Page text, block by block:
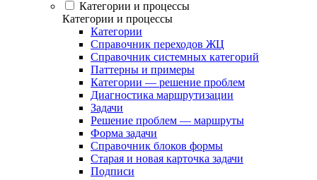
Категории и процессы
Категории и процессы
Категории
Справочник переходов ЖЦ
Справочник системных категорий
Паттерны и примеры
Категории — решение проблем
Диагностика маршрутизации
Задачи
Решение проблем — маршруты
Форма задачи
Справочник блоков формы
Старая и новая карточка задачи
Подписи